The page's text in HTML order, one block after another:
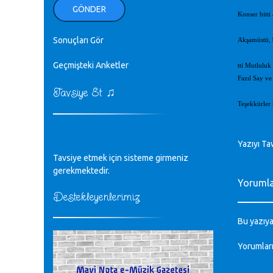
ellerinden benim için öpün.
Kurtuluş Çelebi - 07.01.2023
♪
Mavi Nota - 24.11.2022
♪
Biliyorum Cüneyt bey, yazımda da
♪
sayın müfit bey bilgilerinizi kontrol
edi 6440 sayılı cso kurulrş kanununda
GÖNDER
Sonuçları Gör
Geçmişteki Anketler
Tavsiye Et ♫
Tavsiye etmek için sisteme girmeniz
gerekmektedir.
Destekleyenlerimiz
Konser bitti
tti Mutluluk
Fazıl Say
Teşekkürler
Yazıyı
Bu